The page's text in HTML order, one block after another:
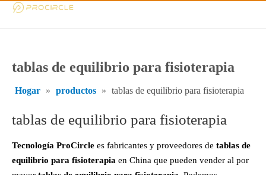
tablas de equilibrio para fisioterapia
Hogar » productos » tablas de equilibrio para fisioterapia
tablas de equilibrio para fisioterapia
Tecnología ProCircle es fabricantes y proveedores de tablas de
equilibrio para fisioterapia en China que pueden vender al por